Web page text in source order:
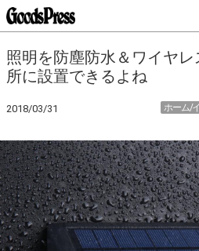
照明を防塵防水＆ワイヤ
所に設置できるよね
2018/03/31 ホーム/